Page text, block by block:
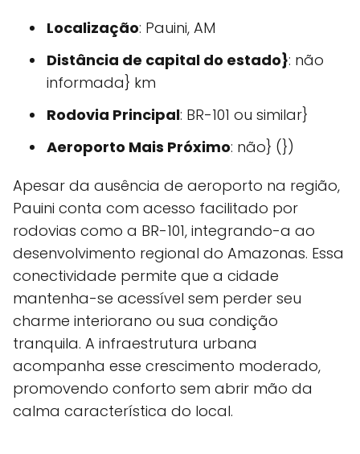
Localização: Pauini, AM
Distância de capital do estado}: não
informada} km
Rodovia Principal: BR-101 ou similar}
Aeroporto Mais Próximo: não} (})
Apesar da ausência de aeroporto na região,
Pauini conta com acesso facilitado por
rodovias como a BR-101, integrando-a ao
desenvolvimento regional do Amazonas. Essa
conectividade permite que a cidade
mantenha-se acessível sem perder seu
charme interiorano ou sua condição
tranquila. A infraestrutura urbana
acompanha esse crescimento moderado,
promovendo conforto sem abrir mão da
calma característica do local.